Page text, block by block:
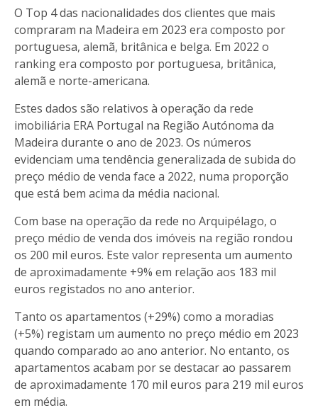
O Top 4 das nacionalidades dos clientes que mais
compraram na Madeira em 2023 era composto por
portuguesa, alemã, britânica e belga. Em 2022 o
ranking era composto por portuguesa, britânica,
alemã e norte-americana.
Estes dados são relativos à operação da rede
imobiliária ERA Portugal na Região Autónoma da
Madeira durante o ano de 2023. Os números
evidenciam uma tendência generalizada de subida do
preço médio de venda face a 2022, numa proporção
que está bem acima da média nacional.
Com base na operação da rede no Arquipélago, o
preço médio de venda dos imóveis na região rondou
os 200 mil euros. Este valor representa um aumento
de aproximadamente +9% em relação aos 183 mil
euros registados no ano anterior.
Tanto os apartamentos (+29%) como a moradias
(+5%) registam um aumento no preço médio em 2023
quando comparado ao ano anterior. No entanto, os
apartamentos acabam por se destacar ao passarem
de aproximadamente 170 mil euros para 219 mil euros
em média.